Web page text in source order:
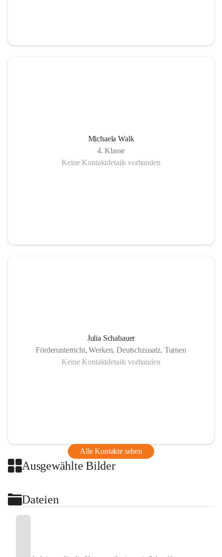
Michaela Walk
4. Klasse
Keine Kontaktdetails vorhanden
Julia Schabauer
Förderunterricht, Werken, Deutschzusatz, Turnen
Keine Kontaktdetails vorhanden
Alle Kontakte sehen
Ausgewählte Bilder
Dateien